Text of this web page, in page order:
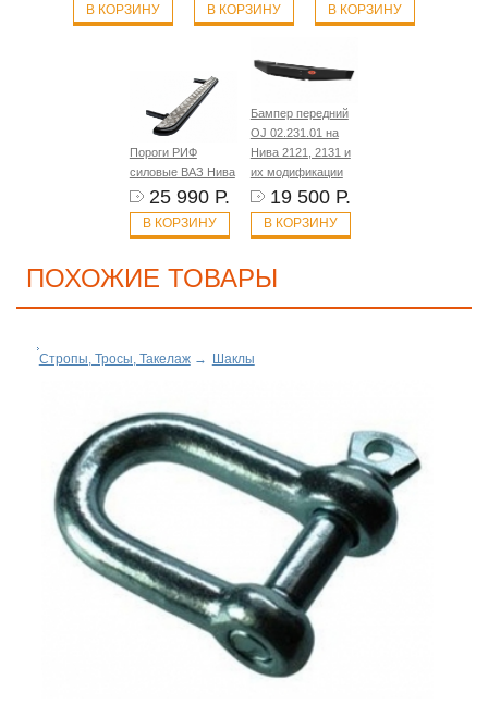
В КОРЗИНУ В КОРЗИНУ В КОРЗИНУ
Пороги РИФ
силовые ВАЗ Нива
25 990 Р.
В КОРЗИНУ
Бампер передний
OJ 02.231.01 на
Нива 2121, 2131 и
их модификации
19 500 Р.
В КОРЗИНУ
ПОХОЖИЕ ТОВАРЫ
Стропы, Тросы, Такелаж→ Шаклы